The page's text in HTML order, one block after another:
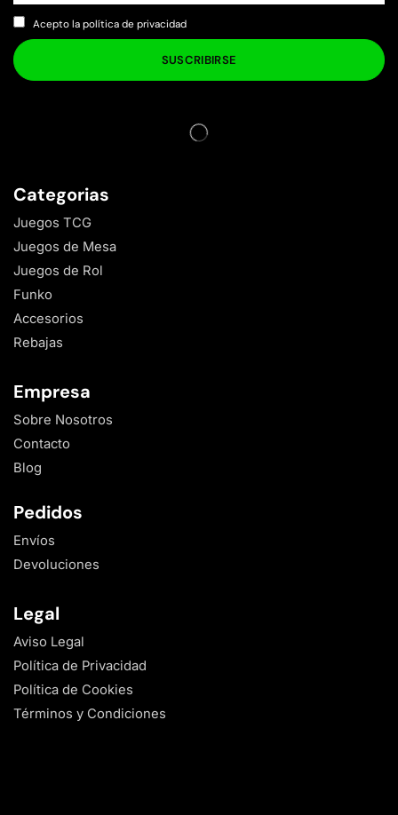
Acepto la política de privacidad
Categorias
Juegos TCG
Juegos de Mesa
Juegos de Rol
Funko
Accesorios
Rebajas
Empresa
Sobre Nosotros
Contacto
Blog
Pedidos
Envíos
Devoluciones
Legal
Aviso Legal
Política de Privacidad
Política de Cookies
Términos y Condiciones